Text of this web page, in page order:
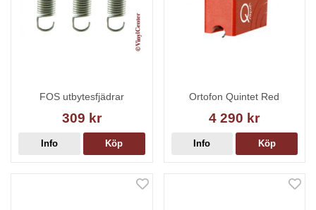
FOS utbytesfjädrar
309 kr
Info Köp
Ortofon Quintet Red
4 290 kr
Info Köp